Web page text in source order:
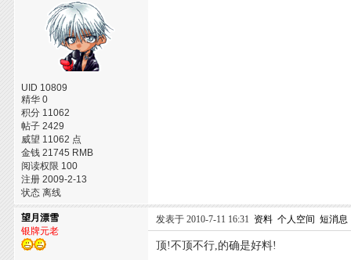
UID 10809
精华 0
积分 11062
帖子 2429
威望 11062 点
金钱 21745 RMB
阅读权限 100
注册 2009-2-13
状态 离线
望月漂雪
银牌元老
发表于 2010-7-11 16:31 资料 个人空间 短消息
顶!不顶不行,的确是好料!